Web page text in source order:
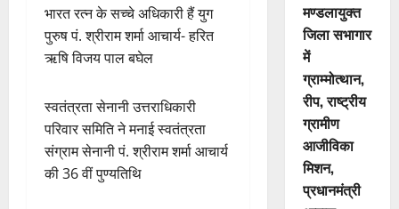
भारत रत्न के सच्चे अधिकारी हैं युग
पुरुष पं. श्रीराम शर्मा आचार्य- हरित
ऋषि विजय पाल बघेल
स्वतंत्रता सेनानी उत्तराधिकारी
परिवार समिति ने मनाई स्वतंत्रता
संग्राम सेनानी पं. श्रीराम शर्मा आचार्य
की 36 वीं पुण्यतिथि
मण्डलायुक्त
जिला सभागार
में
ग्राम्मोत्थान,
रीप, राष्ट्रीय
ग्रामीण
आजीविका
मिशन,
प्रधानमंत्री